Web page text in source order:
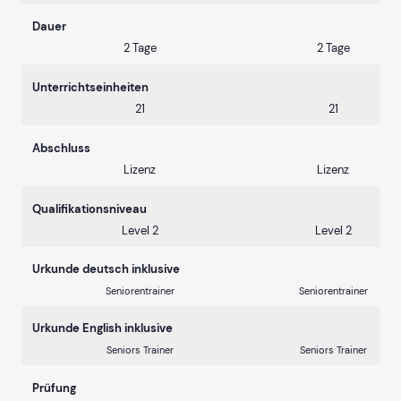
Dauer
2 Tage
2 Tage
Unterrichtseinheiten
21
21
Abschluss
Lizenz
Lizenz
Qualifikationsniveau
Level 2
Level 2
Urkunde deutsch inklusive
Seniorentrainer Seniorentrainer
Urkunde English inklusive
Seniors Trainer Seniors Trainer
Prüfung